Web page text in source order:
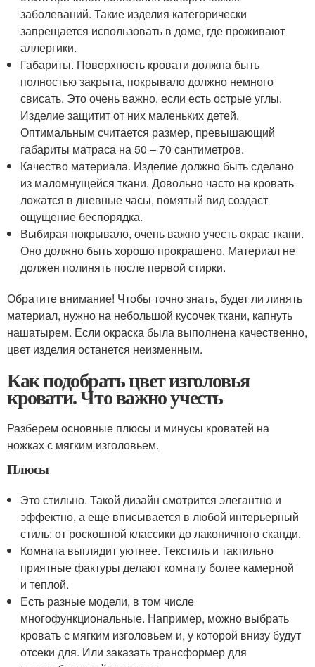
заболеваний. Такие изделия категорически
запрещается использовать в доме, где проживают
аллергики.
Габариты. Поверхность кровати должна быть
полностью закрыта, покрывало должно немного
свисать. Это очень важно, если есть острые углы.
Изделие защитит от них маленьких детей.
Оптимальным считается размер, превышающий
габариты матраса на 50 – 70 сантиметров.
Качество материала. Изделие должно быть сделано
из маломнущейся ткани. Довольно часто на кровать
ложатся в дневные часы, помятый вид создаст
ощущение беспорядка.
Выбирая покрывало, очень важно учесть окрас ткани.
Оно должно быть хорошо прокрашено. Материал не
должен полинять после первой стирки.
Обратите внимание! Чтобы точно знать, будет ли линять
материал, нужно на небольшой кусочек ткани, капнуть
нашатырем. Если окраска была выполнена качественно,
цвет изделия останется неизменным.
Как подобрать цвет изголовья
кровати. Что важно учесть
Разберем основные плюсы и минусы кроватей на
ножках с мягким изголовьем.
Плюсы
Это стильно. Такой дизайн смотрится элегантно и
эффектно, а еще вписывается в любой интерьерный
стиль: от роскошной классики до лаконичного сканди.
Комната выглядит уютнее. Текстиль и тактильно
приятные фактуры делают комнату более камерной
и теплой.
Есть разные модели, в том числе
многофункциональные. Например, можно выбрать
кровать с мягким изголовьем и, у которой внизу будут
отсеки для. Или заказать трансформер для